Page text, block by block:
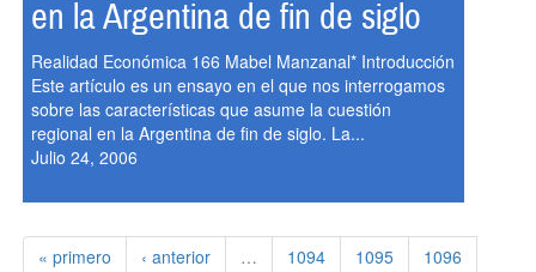
en la Argentina de fin de siglo
Realidad Económica 166 Mabel Manzanal* Introducción
Este artículo es un ensayo en el que nos interrogamos
sobre las características que asume la cuestión
regional en la Argentina de fin de siglo. La...
Julio 24, 2006
« primero ‹ anterior … 1094 1095
1096